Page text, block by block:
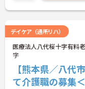
デイケア（通所リハ）
医療法人八代桜十字有料
字
【熊本県／八
て介護職の募集